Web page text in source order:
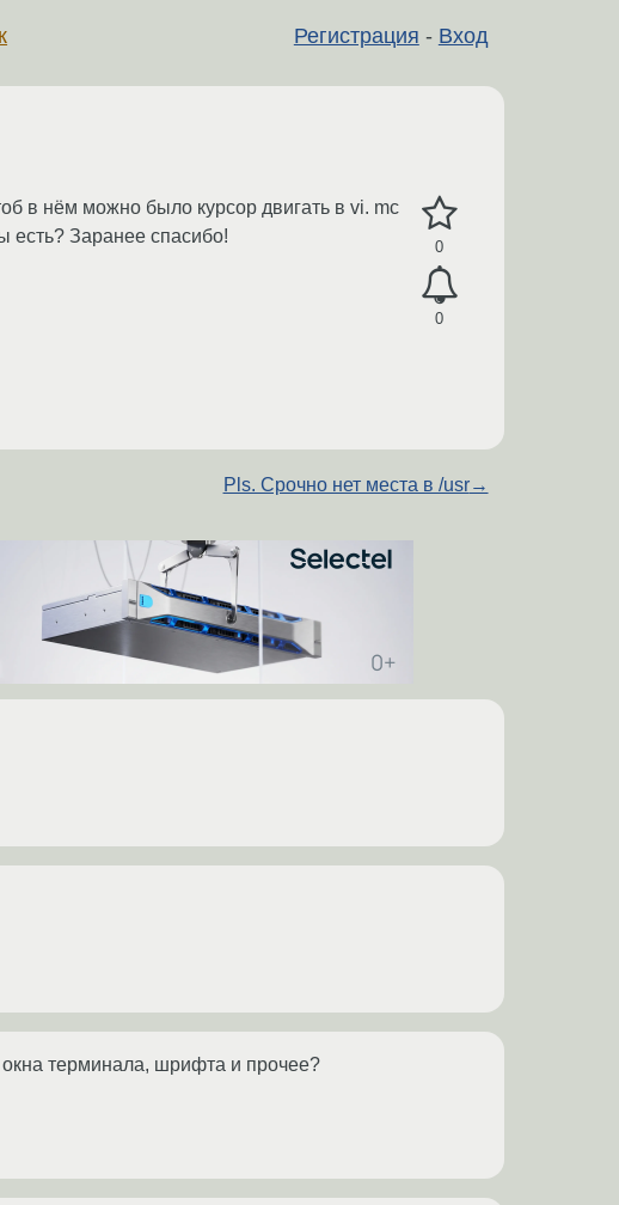
Регистрация - Вход
0
0
в нём можно было курсор двигать в vi. mc
есть? Заранее спасибо!
Pls. Срочно нет места в /usr→
окна терминала, шрифта и прочее?